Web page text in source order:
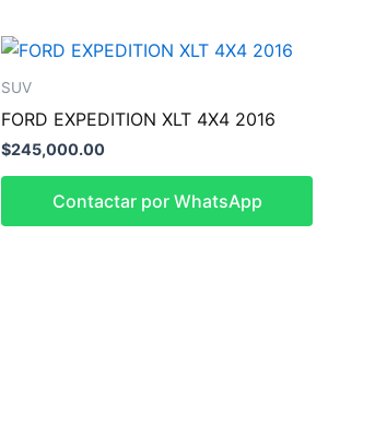
SUV
FORD EXPEDITION XLT 4X4 2016
$245,000.00
Contactar por WhatsApp